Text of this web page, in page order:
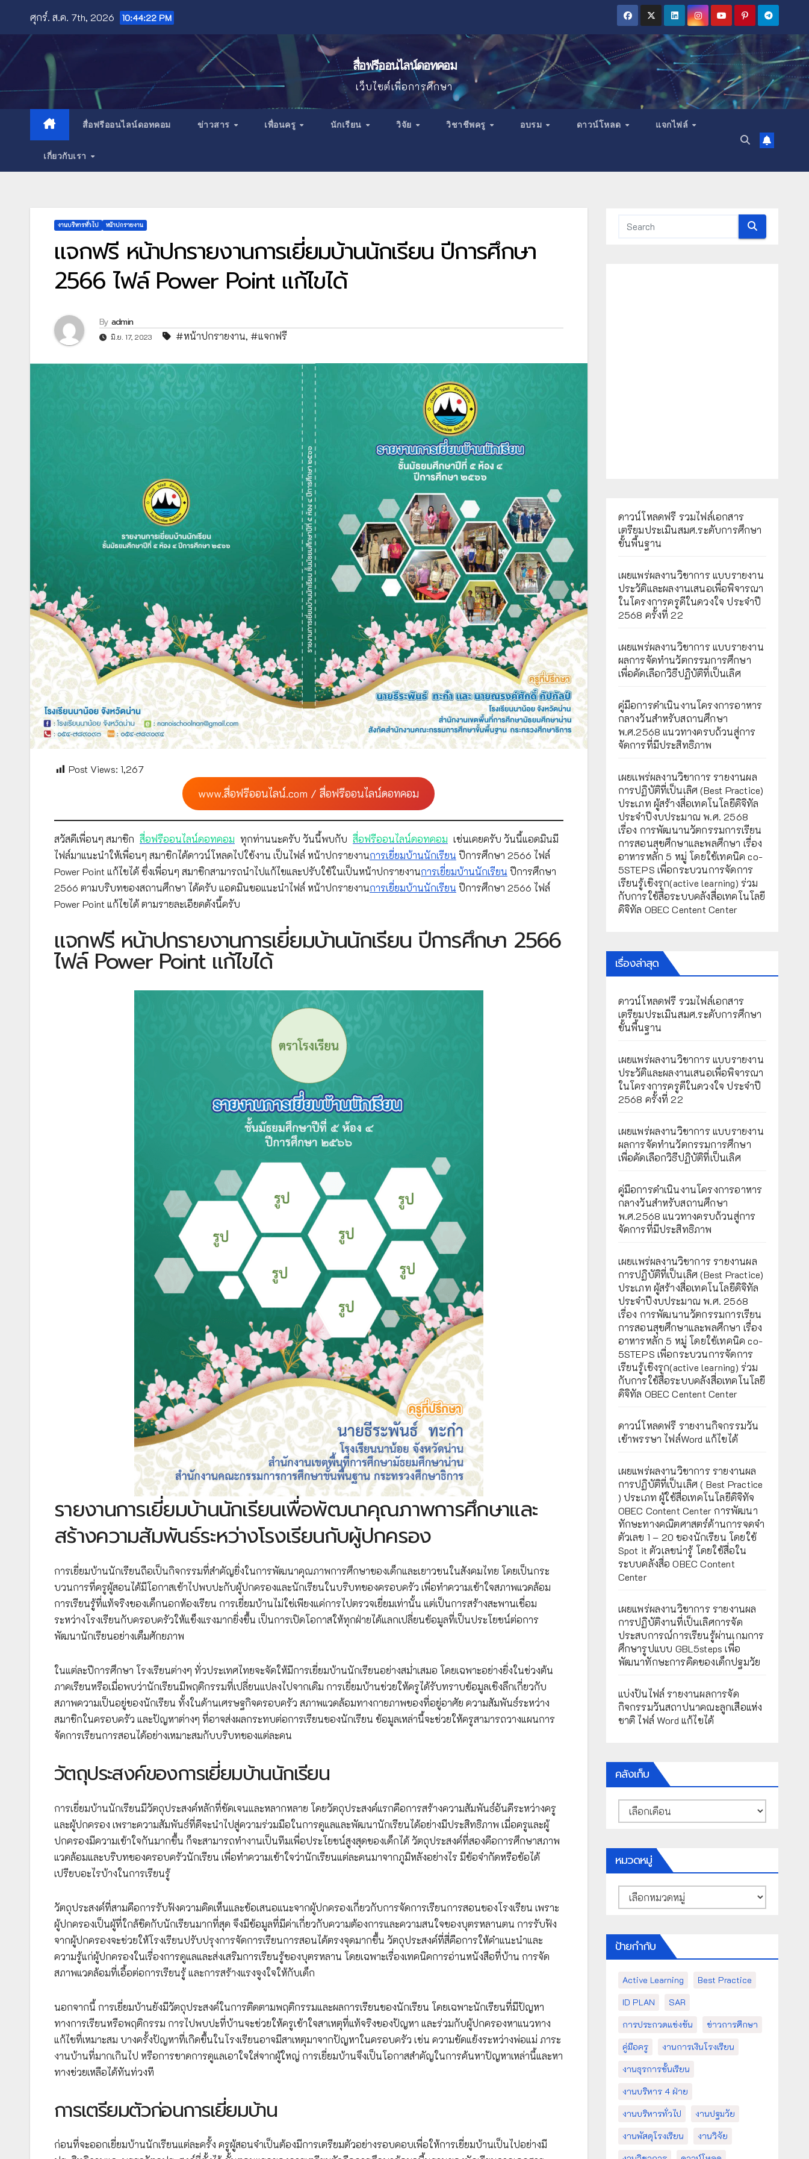
content
ศุกร์. ส.ค. 7th, 2026 10:44:24 PM
สื่อฟรีออนไลน์ดอทคอม
เว็บไซต์เพื่อการศึกษา
สื่อฟรีออนไลน์ดอทคอม ข่าวสาร เพื่อนครู นักเรียน วิจัย วิชาชีพครู อบรม ดาวน์โหลด แจกไฟล์
เกี่ยวกับเรา
งานบริหารทั่วไป หน้าปกรายงาน
แจกฟรี หน้าปกรายงานการเยี่ยมบ้านนักเรียน ปีการศึกษา
2566 ไฟล์ Power Point แก้ไขได้
By admin
มิ.ย. 17, 2023 #หน้าปกรายงาน, #แจกฟรี
Post Views: 1,267
www.สื่อฟรีออนไลน์.com / สื่อฟรีออนไลน์ดอทคอม
สวัสดีเพื่อนๆ สมาชิก สื่อฟรีออนไลน์ดอทคอม ทุกท่านนะครับ วันนี้พบกับ สื่อฟรีออนไลน์ดอทคอม เช่นเคยครับ วันนี้แอดมินมี
ไฟล์มาแนะนำให้เพื่อนๆ สมาชิกได้ดาวน์โหลดไปใช้งาน เป็นไฟล์ หน้าปกรายงานการเยี่ยมบ้านนักเรียน ปีการศึกษา 2566 ไฟล์
Power Point แก้ไขได้ ซึ่งเพื่อนๆ สมาชิกสามารถนำไปแก้ไขและปรับใช้ในเป็นหน้าปกรายงานการเยี่ยมบ้านนักเรียน ปีการศึกษา
2566 ตามบริบทของสถานศึกษา ได้ครับ แอดมินขอแนะนำไฟล์ หน้าปกรายงานการเยี่ยมบ้านนักเรียน ปีการศึกษา 2566 ไฟล์
Power Point แก้ไขได้ ตามรายละเอียดดังนี้ครับ
แจกฟรี หน้าปกรายงานการเยี่ยมบ้านนักเรียน ปีการศึกษา 2566
ไฟล์ Power Point แก้ไขได้
รายงานการเยี่ยมบ้านนักเรียนเพื่อพัฒนาคุณภาพการศึกษาและ
สร้างความสัมพันธ์ระหว่างโรงเรียนกับผู้ปกครอง
การเยี่ยมบ้านนักเรียนถือเป็นกิจกรรมที่สำคัญยิ่งในการพัฒนาคุณภาพการศึกษาของเด็กและเยาวชนในสังคมไทย โดยเป็นกระ
บวนการที่ครูผู้สอนได้มีโอกาสเข้าไปพบปะกับผู้ปกครองและนักเรียนในบริบทของครอบครัว เพื่อทำความเข้าใจสภาพแวดล้อม
การเรียนรู้ที่แท้จริงของเด็กนอกห้องเรียน การเยี่ยมบ้านไม่ใช่เพียงแค่การไปตรวจเยี่ยมเท่านั้น แต่เป็นการสร้างสะพานเชื่อม
ระหว่างโรงเรียนกับครอบครัวให้แข็งแรงมากยิ่งขึ้น เป็นการเปิดโอกาสให้ทุกฝ่ายได้แลกเปลี่ยนข้อมูลที่เป็นประโยชน์ต่อการ
พัฒนานักเรียนอย่างเต็มศักยภาพ
ในแต่ละปีการศึกษา โรงเรียนต่างๆ ทั่วประเทศไทยจะจัดให้มีการเยี่ยมบ้านนักเรียนอย่างสมํ่าเสมอ โดยเฉพาะอย่างยิ่งในช่วงต้น
ภาคเรียนหรือเมื่อพบว่านักเรียนมีพฤติกรรมที่เปลี่ยนแปลงไปจากเดิม การเยี่ยมบ้านช่วยให้ครูได้รับทราบข้อมูลเชิงลึกเกี่ยวกับ
สภาพความเป็นอยู่ของนักเรียน ทั้งในด้านเศรษฐกิจครอบครัว สภาพแวดล้อมทางกายภาพของที่อยู่อาศัย ความสัมพันธ์ระหว่าง
สมาชิกในครอบครัว และปัญหาต่างๆ ที่อาจส่งผลกระทบต่อการเรียนของนักเรียน ข้อมูลเหล่านี้จะช่วยให้ครูสามารถวางแผนการ
จัดการเรียนการสอนได้อย่างเหมาะสมกับบริบทของแต่ละคน
วัตถุประสงค์ของการเยี่ยมบ้านนักเรียน
การเยี่ยมบ้านนักเรียนมีวัตถุประสงค์หลักที่ชัดเจนและหลากหลาย โดยวัตถุประสงค์แรกคือการสร้างความสัมพันธ์อันดีระหว่างครู
และผู้ปกครอง เพราะความสัมพันธ์ที่ดีจะนำไปสู่ความร่วมมือในการดูแลและพัฒนานักเรียนได้อย่างมีประสิทธิภาพ เมื่อครูและผู้
ปกครองมีความเข้าใจกันมากขึ้น ก็จะสามารถทำงานเป็นทีมเพื่อประโยชน์สูงสุดของเด็กได้ วัตถุประสงค์ที่สองคือการศึกษาสภาพ
แวดล้อมและบริบทของครอบครัวนักเรียน เพื่อทำความเข้าใจว่านักเรียนแต่ละคนมาจากภูมิหลังอย่างไร มีข้อจำกัดหรือข้อได้
เปรียบอะไรบ้างในการเรียนรู้
วัตถุประสงค์ที่สามคือการรับฟังความคิดเห็นและข้อเสนอแนะจากผู้ปกครองเกี่ยวกับการจัดการเรียนการสอนของโรงเรียน เพราะ
ผู้ปกครองเป็นผู้ที่ใกล้ชิดกับนักเรียนมากที่สุด จึงมีข้อมูลที่มีค่าเกี่ยวกับความต้องการและความสนใจของบุตรหลานตน การรับฟัง
จากผู้ปกครองจะช่วยให้โรงเรียนปรับปรุงการจัดการเรียนการสอนได้ตรงจุดมากขึ้น วัตถุประสงค์ที่สี่คือการให้คำแนะนำและ
ความรู้แก่ผู้ปกครองในเรื่องการดูแลและส่งเสริมการเรียนรู้ของบุตรหลาน โดยเฉพาะเรื่องเทคนิคการอ่านหนังสือที่บ้าน การจัด
สภาพแวดล้อมที่เอื้อต่อการเรียนรู้ และการสร้างแรงจูงใจให้กับเด็ก
นอกจากนี้ การเยี่ยมบ้านยังมีวัตถุประสงค์ในการติดตามพฤติกรรมและผลการเรียนของนักเรียน โดยเฉพาะนักเรียนที่มีปัญหา
ทางการเรียนหรือพฤติกรรม การไปพบปะที่บ้านจะช่วยให้ครูเข้าใจสาเหตุที่แท้จริงของปัญหา และร่วมกับผู้ปกครองหาแนวทาง
แก้ไขที่เหมาะสม บางครั้งปัญหาที่เกิดขึ้นในโรงเรียนอาจมีสาเหตุมาจากปัญหาในครอบครัว เช่น ความขัดแย้งระหว่างพ่อแม่ ภาระ
งานบ้านที่มากเกินไป หรือการขาดการดูแลเอาใจใส่จากผู้ใหญ่ การเยี่ยมบ้านจึงเป็นโอกาสสำคัญในการค้นหาปัญหาเหล่านี้และหา
ทางช่วยเหลือได้ทันท่วงที
การเตรียมตัวก่อนการเยี่ยมบ้าน
ก่อนที่จะออกเยี่ยมบ้านนักเรียนแต่ละครั้ง ครูผู้สอนจำเป็นต้องมีการเตรียมตัวอย่างรอบคอบเพื่อให้การเยี่ยมบ้านเป็นไปอย่างมี
ดาวน์โหลดฟรี รวมไฟล์เอกสาร
เตรียมประเมินสมศ.ระดับการศึกษา
ขั้นพื้นฐาน
เผยแพร่ผลงานวิชาการ แบบรายงาน
ประวัติและผลงานเสนอเพื่อพิจารณา
ในโครงการครูดีในดวงใจ ประจำปี
2568 ครั้งที่ 22
เผยแพร่ผลงานวิชาการ แบบรายงาน
ผลการจัดทำนวัตกรรมการศึกษา
เพื่อคัดเลือกวิธีปฏิบัติที่เป็นเลิศ
คู่มือการดำเนินงานโครงการอาหาร
กลางวันสำหรับสถานศึกษา
พ.ศ.2568 แนวทางครบถ้วนสู่การ
จัดการที่มีประสิทธิภาพ
เผยเเพร่ผลงานวิชาการ รายงานผล
การปฏิบัติที่เป็นเลิศ (Best Practice)
ประเภท ผู้สร้างสื่อเทคโนโลยีดิจิทัล
ประจำปีงบประมาณ พ.ศ. 2568
เรื่อง การพัฒนานวัตกรรมการเรียน
การสอนสุขศึกษาและพลศึกษา เรื่อง
อาหารหลัก 5 หมู่ โดยใช้เทคนิค co-
5STEPS เพื่อกระบวนการจัดการ
เรียนรู้เชิงรุก(active learning) ร่วม
กับการใช้สื่อระบบคลังสื่อเทคโนโลยี
ดิจิทัล OBEC Centent Center
เรื่องล่าสุด
ดาวน์โหลดฟรี รวมไฟล์เอกสาร
เตรียมประเมินสมศ.ระดับการศึกษา
ขั้นพื้นฐาน
เผยแพร่ผลงานวิชาการ แบบรายงาน
ประวัติและผลงานเสนอเพื่อพิจารณา
ในโครงการครูดีในดวงใจ ประจำปี
2568 ครั้งที่ 22
เผยแพร่ผลงานวิชาการ แบบรายงาน
ผลการจัดทำนวัตกรรมการศึกษา
เพื่อคัดเลือกวิธีปฏิบัติที่เป็นเลิศ
คู่มือการดำเนินงานโครงการอาหาร
กลางวันสำหรับสถานศึกษา
พ.ศ.2568 แนวทางครบถ้วนสู่การ
จัดการที่มีประสิทธิภาพ
เผยเเพร่ผลงานวิชาการ รายงานผล
การปฏิบัติที่เป็นเลิศ (Best Practice)
ประเภท ผู้สร้างสื่อเทคโนโลยีดิจิทัล
ประจำปีงบประมาณ พ.ศ. 2568
เรื่อง การพัฒนานวัตกรรมการเรียน
การสอนสุขศึกษาและพลศึกษา เรื่อง
อาหารหลัก 5 หมู่ โดยใช้เทคนิค co-
5STEPS เพื่อกระบวนการจัดการ
เรียนรู้เชิงรุก(active learning) ร่วม
กับการใช้สื่อระบบคลังสื่อเทคโนโลยี
ดิจิทัล OBEC Centent Center
ดาวน์โหลดฟรี รายงานกิจกรรมวัน
เข้าพรรษา ไฟล์Word แก้ไขได้
เผยแพร่ผลงานวิชาการ รายงานผล
การปฏิบัติที่เป็นเลิศ ( Best Practice
) ประเภท ผู้ใช้สื่อเทคโนโลยีดิจิทัจ
OBEC Content Center การพัฒนา
ทักษะทางคณิตศาสตร์ด้านการจดจำ
ตัวเลข 1 – 20 ของนักเรียน โดยใช้
Spot it ตัวเลขน่ารู้ โดยใช้สื่อใน
ระบบคลังสื่อ OBEC Content
Center
เผยแพร่ผลงานวิชาการ รายงานผล
การปฏิบัติงานที่เป็นเลิศการจัด
ประสบการณ์การเรียนรู้ผ่านเกมการ
ศึกษารูปแบบ GBL5steps เพื่อ
พัฒนาทักษะการคิดของเด็กปฐมวัย
แบ่งปันไฟล์ รายงานผลการจัด
กิจกรรมวันสถาปนาคณะลูกเสือแห่ง
ชาติ ไฟล์ Word แก้ไขได้
คลังเก็บ
คลัง
เก็บ
หมวดหมู่
หมวด
หมู่
ป้ายกำกับ
Active Learning
Best Practice
ID PLAN
SAR
การประกวดแข่งขัน
ข่าวการศึกษา
คู่มือครู
งานการเงินโรงเรียน
งานธุรการชั้นเรียน
งานบริหาร 4 ฝ่าย
งานบริหารทั่วไป
งานปฐมวัย
งานพัสดุโรงเรียน
งานวิจัย